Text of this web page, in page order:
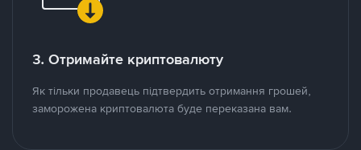
3. Отримайте криптовалюту
Як тільки продавець підтвердить отримання грошей,
заморожена криптовалюта буде переказана вам.